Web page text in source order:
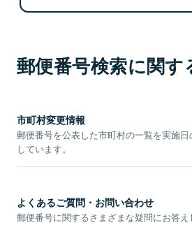
郵便番号検索に関す
市町村変更情報
郵便番号を公表した市町村の一覧を実施
しています。
よくあるご質問・お問い合わせ
郵便番号に関するさまざまな疑問にお答え